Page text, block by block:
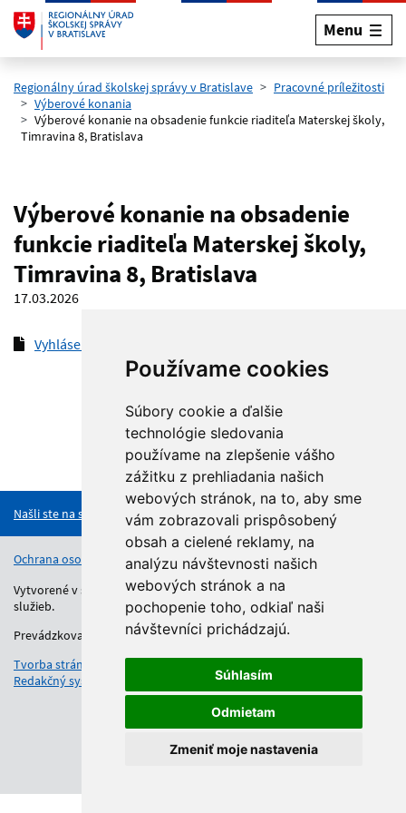
Používame cookies
Súbory cookie a ďalšie
technológie sledovania
používame na zlepšenie vášho
zážitku z prehliadania našich
webových stránok, na to, aby sme
vám zobrazovali prispôsobený
obsah a cielené reklamy, na
analýzu návštevnosti našich
webových stránok a na
pochopenie toho, odkiaľ naši
návštevníci prichádzajú.
Súhlasím
Odmietam
Zmeniť moje nastavenia
Preskočiť na hlavný obsah
Menu
Regionálny úrad školskej správy v Bratislave
Pracovné príležitosti
Výberové konania
Výberové konanie na obsadenie funkcie riaditeľa Materskej školy,
Timravina 8, Bratislava
Výberové konanie na obsadenie
funkcie riaditeľa Materskej školy,
Timravina 8, Bratislava
17.03.2026
Vyhlásenie VK_MŠ Timravina
Našli ste na stránke chybu?
Ochrana osobných údajov Vyhlásenie o prístupnosti Kontakt
Vytvorené v súlade s Jednotným dizajn manuálom elektronických
služieb.
Prevádzkovateľom služby je Regionálny úrad školskej správy.
Tvorba stránok
: Aglo Solutions
Redakčný systém